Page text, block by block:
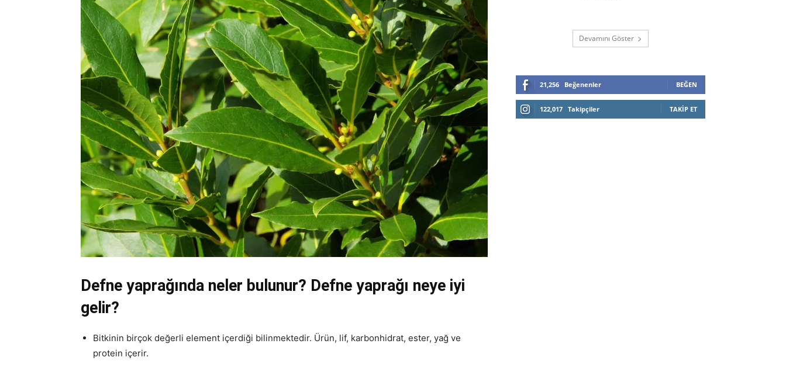
Defne yaprağında neler bulunur? Defne yaprağı neye iyi
gelir?
Bitkinin birçok değerli element içerdiği bilinmektedir. Ürün, lif, karbonhidrat, ester, yağ ve
protein içerir.
Devamını Göster
21,256 Beğenenler BEĞEN
122,017 Takipçiler TAKIP ET